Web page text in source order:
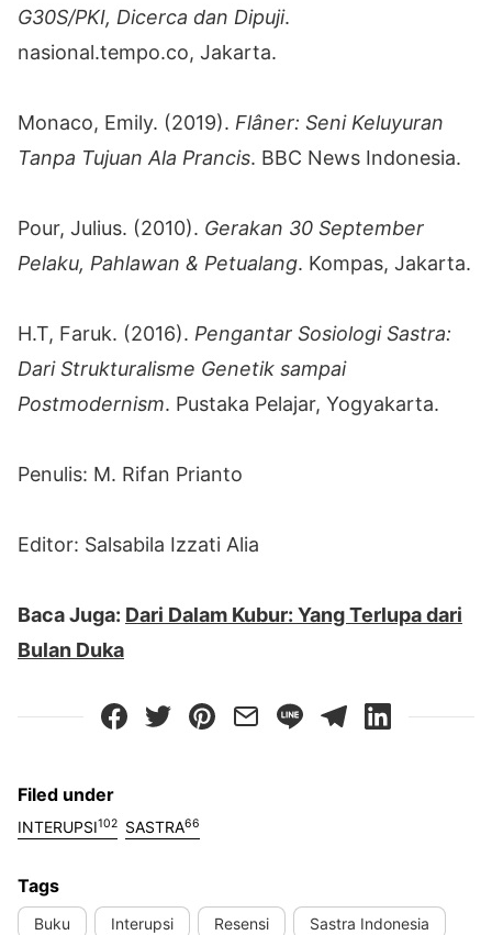
G30S/PKI, Dicerca dan Dipuji.
nasional.tempo.co, Jakarta.
Monaco, Emily. (2019). Flâner: Seni Keluyuran
Tanpa Tujuan Ala Prancis. BBC News Indonesia.
Pour, Julius. (2010). Gerakan 30 September
Pelaku, Pahlawan & Petualang. Kompas, Jakarta.
H.T, Faruk. (2016). Pengantar Sosiologi Sastra:
Dari Strukturalisme Genetik sampai
Postmodernism. Pustaka Pelajar, Yogyakarta.
Penulis: M. Rifan Prianto
Editor: Salsabila Izzati Alia
Baca Juga: Dari Dalam Kubur: Yang Terlupa dari
Bulan Duka
Filed under
INTERUPSI102 SASTRA66
Tags
Buku Interupsi Resensi Sastra Indonesia